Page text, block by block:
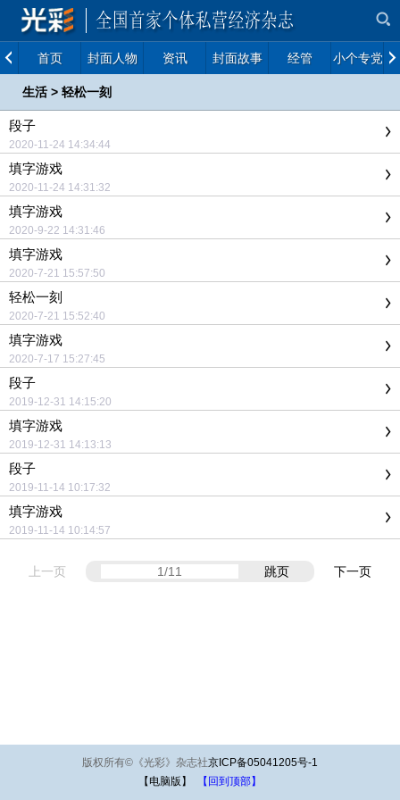
首页 封面人物 资讯 封面故事 经管 小个专党建
生活 > 轻松一刻
段子
2020-11-24 14:34:44
填字游戏
2020-11-24 14:31:32
填字游戏
2020-9-22 14:31:46
填字游戏
2020-7-21 15:57:50
轻松一刻
2020-7-21 15:52:40
填字游戏
2020-7-17 15:27:45
段子
2019-12-31 14:15:20
填字游戏
2019-12-31 14:13:13
段子
2019-11-14 10:17:32
填字游戏
2019-11-14 10:14:57
上一页 跳页 下一页
版权所有© 《光彩》杂志社京ICP备05041205号-1
【电脑版】
【回到顶部】